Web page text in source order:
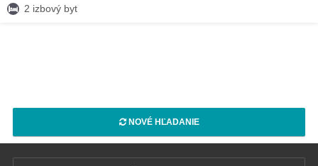
2 izbový byt
NOVÉ HĽADANIE